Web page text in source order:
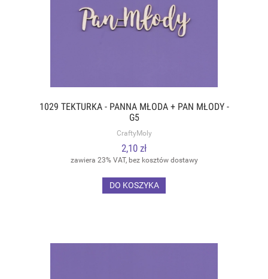
1029 TEKTURKA - PANNA MŁODA + PAN MŁODY -
G5
CraftyMoly
2,10 zł
zawiera 23% VAT, bez kosztów dostawy
DO KOSZYKA